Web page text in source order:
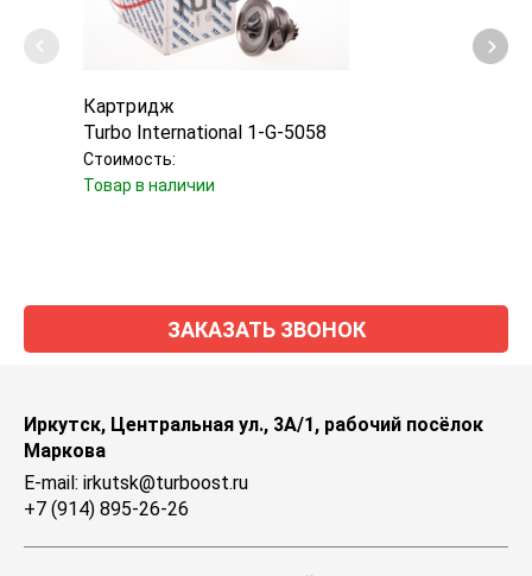
Картридж
Turbo International 1-G-5058
Стоимость:
Товар в наличии
ЗАКАЗАТЬ ЗВОНОК
Иркутск, Центральная ул., 3А/1, рабочий посёлок
Маркова
E-mail: irkutsk@turboost.ru
+7 (914) 895-26-26